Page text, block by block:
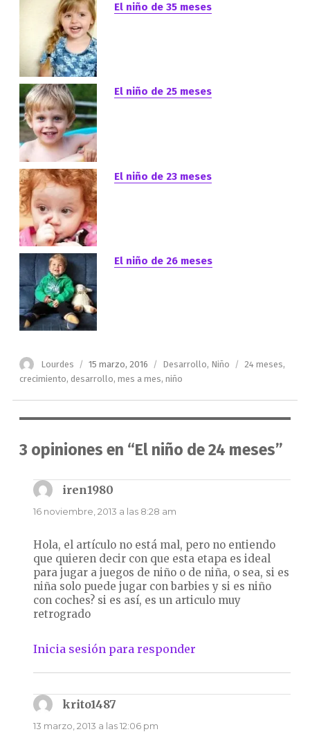
El niño de 35 meses
El niño de 25 meses
El niño de 23 meses
El niño de 26 meses
Autor
Lourdes
Publicado
el
15 marzo, 2016 Categorías
Desarrollo, Niño Etiquetas
24 meses,
crecimiento, desarrollo, mes a mes, niño
3 opiniones en “El niño de 24 meses”
iren1980
16 noviembre, 2013 a las 8:28 am
Hola, el artículo no está mal, pero no entiendo
que quieren decir con que esta etapa es ideal
para jugar a juegos de niño o de niña, o sea, si es
niña solo puede jugar con barbies y si es niño
con coches? si es así, es un articulo muy
retrogrado
Inicia sesión para responder
krito1487
13 marzo, 2013 a las 12:06 pm